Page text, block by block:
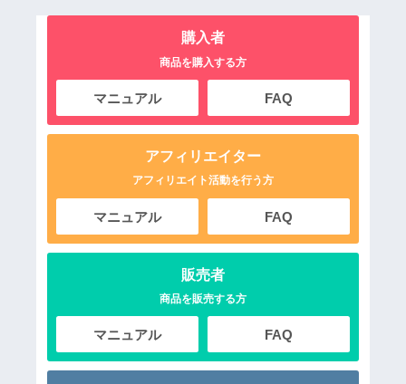
購入者
商品を購入する方
マニュアル FAQ
アフィリエイター
アフィリエイト活動を行う方
マニュアル FAQ
販売者
商品を販売する方
マニュアル FAQ